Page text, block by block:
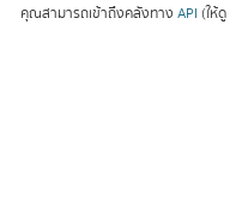
คุณสามารถเข้าถึงคลังทาง API (ให้ดู